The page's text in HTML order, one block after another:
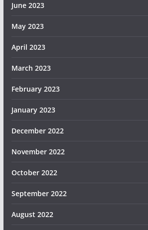
June 2023
May 2023
April 2023
March 2023
February 2023
January 2023
December 2022
November 2022
October 2022
September 2022
August 2022